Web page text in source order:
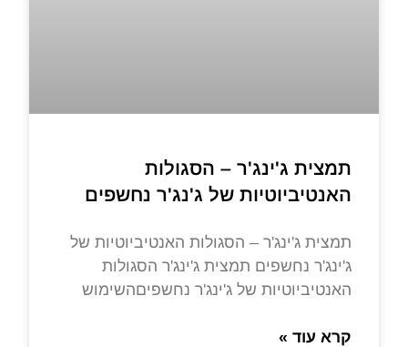
תמצית ג'ינג'ר – הסגולות
האנטיביוטיות של ג'נג'ר נחשפים
תמצית ג'ינג'ר – הסגולות האנטיביוטיות של
ג'ינג'ר נחשפים תמצית ג'ינג'ר הסגולות
האנטיביוטיות של ג'ינג'ר נחשפיםהשימוש
קרא עוד »